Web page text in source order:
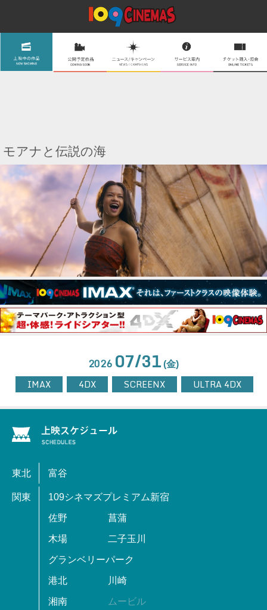
モアナと伝説の海
2026 07/31(金)
IMAX 4DX SCREENX ULTRA 4DX
東北 富谷
関東 109シネマズプレミアム新宿
佐野 菖蒲
木場 二子玉川
グランベリーパーク
港北 川崎
湘南 ムービル